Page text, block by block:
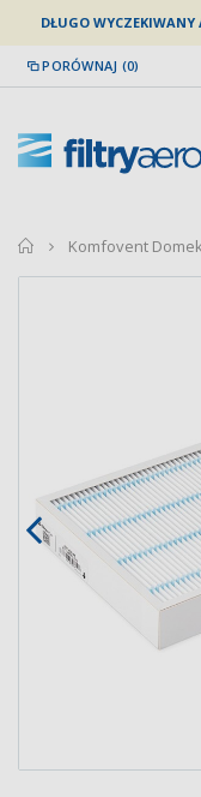
DŁUGO WYCZEKIWANY
PORÓWNAJ (0)
home
Komfovent